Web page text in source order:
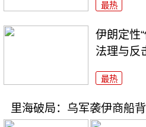
最热
伊朗定性
法理与反
最热
里海破局：乌军袭伊商船